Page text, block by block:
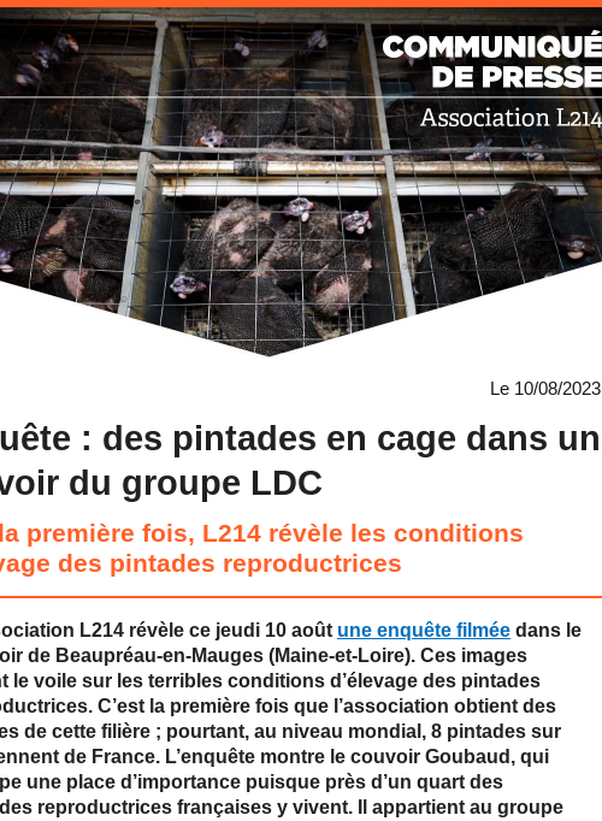
Le 10/08/2023
: des pintades en cage dans un
du groupe LDC
première fois, L214 révèle les conditions
des pintades reproductrices
L214 révèle ce jeudi 10 août une enquête filmée dans le
de Beaupréau-en-Mauges (Maine-et-Loire). Ces images
le voile sur les terribles conditions d’élevage des pintades
C’est la première fois que l’association obtient des
de cette filière ; pourtant, au niveau mondial, 8 pintades sur
de France. L’enquête montre le couvoir Goubaud, qui
une place d’importance puisque près d’un quart des
reproductrices françaises y vivent. Il appartient au groupe